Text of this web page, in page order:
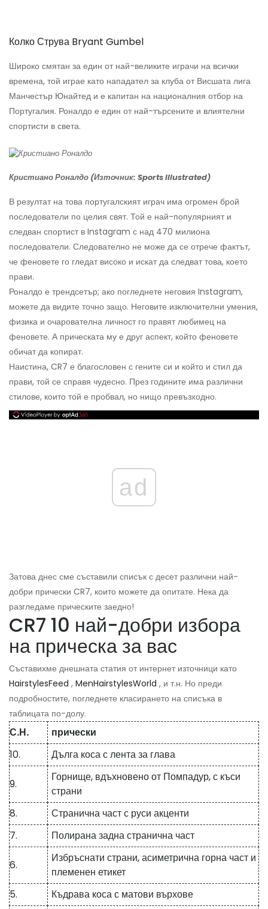
Колко Струва Bryant Gumbel
Широко смятан за един от най-великите играчи на всички
времена, той играе като нападател за клуба от Висшата лига
Манчестър Юнайтед и е капитан на националния отбор на
Португалия. Роналдо е един от най-търсените и влиятелни
спортисти в света.
Кристиано Роналдо (Източник: Sports Illustrated)
В резултат на това португалският играч има огромен брой
последователи по целия свят. Той е най-популярният и
следван спортист в Instagram с над 470 милиона
последователи. Следователно не може да се отрече фактът,
че феновете го гледат високо и искат да следват това, което
прави.
Роналдо е трендсетър; ако погледнете неговия Instagram,
можете да видите точно защо. Неговите изключителни умения,
физика и очарователна личност го правят любимец на
феновете. А прическата му е друг аспект, който феновете
обичат да копират.
Наистина, CR7 е благословен с гените си и който и стил да
прави, той се справя чудесно. През годините има различни
стилове, които той е пробвал, но нищо превъзходно.
ad
Затова днес сме съставили списък с десет различни най-
добри прически CR7, които можете да опитате. Нека да
разгледаме прическите заедно!
CR7 10 най-добри избора
на прическа за вас
Съставихме днешната статия от интернет източници като
HairstylesFeed , MenHairstylesWorld , и т.н. Но преди
подробностите, погледнете класирането на списъка в
таблицата по-долу.
С.Н.
прически
10.
Дълга коса с лента за глава
9.
Горнище, вдъхновено от Помпадур, с къси
страни
8.
Странична част с руси акценти
7.
Полирана задна странична част
6.
Избръснати страни, асиметрична горна част и
племенен етикет
5.
Къдрава коса с матови върхове